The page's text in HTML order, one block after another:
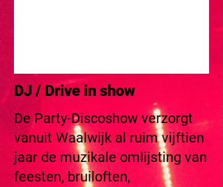
DJ / Drive in show
De Party-Discoshow verzorgt
vanuit Waalwijk al ruim vijftien
jaar de muzikale omlijsting van
feesten, bruiloften,